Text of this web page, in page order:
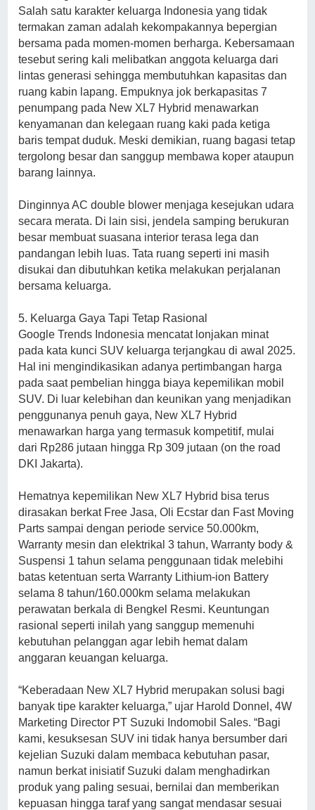
Salah satu karakter keluarga Indonesia yang tidak
termakan zaman adalah kekompakannya bepergian
bersama pada momen-momen berharga. Kebersamaan
tesebut sering kali melibatkan anggota keluarga dari
lintas generasi sehingga membutuhkan kapasitas dan
ruang kabin lapang. Empuknya jok berkapasitas 7
penumpang pada New XL7 Hybrid menawarkan
kenyamanan dan kelegaan ruang kaki pada ketiga
baris tempat duduk. Meski demikian, ruang bagasi tetap
tergolong besar dan sanggup membawa koper ataupun
barang lainnya.
Dinginnya AC double blower menjaga kesejukan udara
secara merata. Di lain sisi, jendela samping berukuran
besar membuat suasana interior terasa lega dan
pandangan lebih luas. Tata ruang seperti ini masih
disukai dan dibutuhkan ketika melakukan perjalanan
bersama keluarga.
5. Keluarga Gaya Tapi Tetap Rasional
Google Trends Indonesia mencatat lonjakan minat
pada kata kunci SUV keluarga terjangkau di awal 2025.
Hal ini mengindikasikan adanya pertimbangan harga
pada saat pembelian hingga biaya kepemilikan mobil
SUV. Di luar kelebihan dan keunikan yang menjadikan
penggunanya penuh gaya, New XL7 Hybrid
menawarkan harga yang termasuk kompetitif, mulai
dari Rp286 jutaan hingga Rp 309 jutaan (on the road
DKI Jakarta).
Hematnya kepemilikan New XL7 Hybrid bisa terus
dirasakan berkat Free Jasa, Oli Ecstar dan Fast Moving
Parts sampai dengan periode service 50.000km,
Warranty mesin dan elektrikal 3 tahun, Warranty body &
Suspensi 1 tahun selama penggunaan tidak melebihi
batas ketentuan serta Warranty Lithium-ion Battery
selama 8 tahun/160.000km selama melakukan
perawatan berkala di Bengkel Resmi. Keuntungan
rasional seperti inilah yang sanggup memenuhi
kebutuhan pelanggan agar lebih hemat dalam
anggaran keuangan keluarga.
“Keberadaan New XL7 Hybrid merupakan solusi bagi
banyak tipe karakter keluarga,” ujar Harold Donnel, 4W
Marketing Director PT Suzuki Indomobil Sales. “Bagi
kami, kesuksesan SUV ini tidak hanya bersumber dari
kejelian Suzuki dalam membaca kebutuhan pasar,
namun berkat inisiatif Suzuki dalam menghadirkan
produk yang paling sesuai, bernilai dan memberikan
kepuasan hingga taraf yang sangat mendasar sesuai